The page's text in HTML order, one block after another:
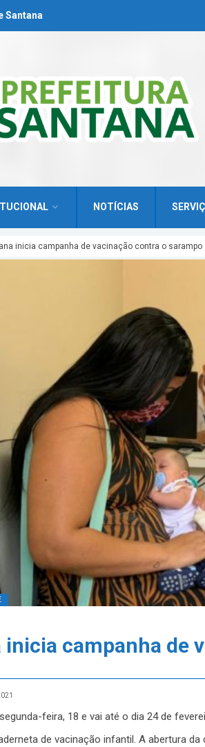
Santana
NOTÍCIAS
inicia campanha de vacinação contra o sarampo
inicia campanha de
feira, 18 e vai até o dia 24 de
de vacinação infantil. A abertura